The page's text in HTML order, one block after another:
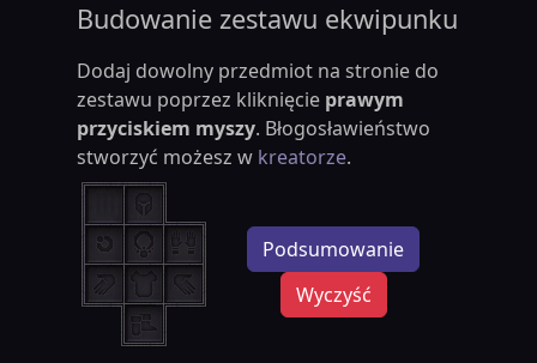
Budowanie zestawu ekwipunku
Dodaj dowolny przedmiot na stronie do
zestawu poprzez kliknięcie prawym
przyciskiem myszy. Błogosławieństwo
stworzyć możesz w kreatorze.
Podsumowanie
Wyczyść